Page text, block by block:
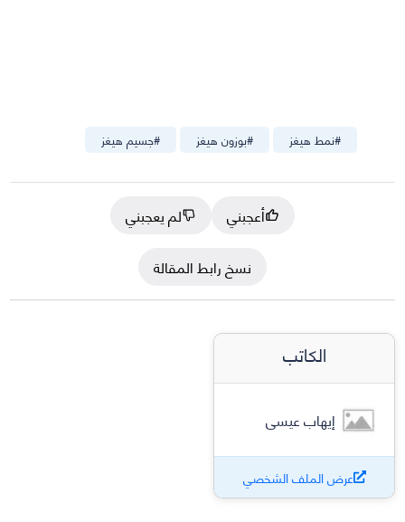
#جسيم هيغز #بوزون هيغز #نمط هيغز
أعجبني
لم يعجبني
نسخ رابط المقالة
الكاتب
إيهاب عيسى
عرض الملف الشخصي